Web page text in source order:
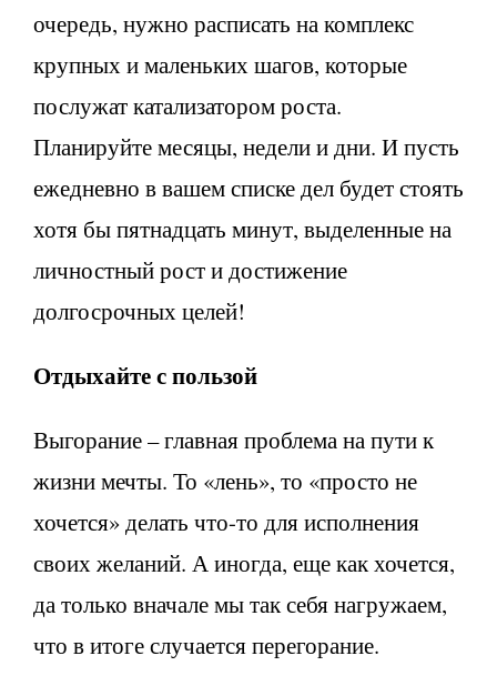
очередь, нужно расписать на комплекс
крупных и маленьких шагов, которые
послужат катализатором роста.
Планируйте месяцы, недели и дни. И пусть
ежедневно в вашем списке дел будет стоять
хотя бы пятнадцать минут, выделенные на
личностный рост и достижение
долгосрочных целей!
Отдыхайте с пользой
Выгорание – главная проблема на пути к
жизни мечты. То «лень», то «просто не
хочется» делать что-то для исполнения
своих желаний. А иногда, еще как хочется,
да только вначале мы так себя нагружаем,
что в итоге случается перегорание.